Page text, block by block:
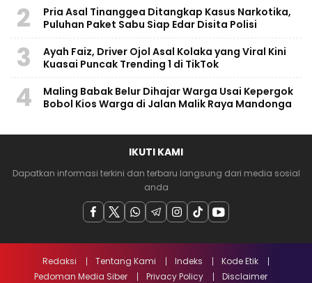
2
Pria Asal Tinanggea Ditangkap Kasus Narkotika,
Puluhan Paket Sabu Siap Edar Disita Polisi
3
Ayah Faiz, Driver Ojol Asal Kolaka yang Viral Kini
Kuasai Puncak Trending 1 di TikTok
4
Maling Babak Belur Dihajar Warga Usai Kepergok
Bobol Kios Warga di Jalan Malik Raya Mandonga
IKUTI KAMI
Dapatkan informasi terkini dan terbaru langsung dari media sosial
anda
Redaksi Tentang Kami Indeks
Kode Etik
Pedoman Media Siber
Privacy Policy Disclaimer